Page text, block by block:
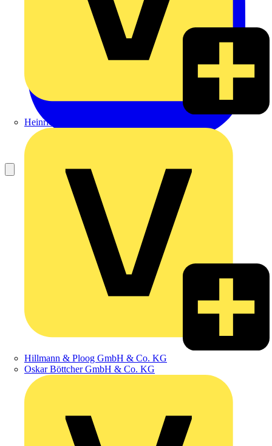
Heinrich Häusler GmbH
Hillmann & Ploog GmbH & Co. KG
Oskar Böttcher GmbH & Co. KG